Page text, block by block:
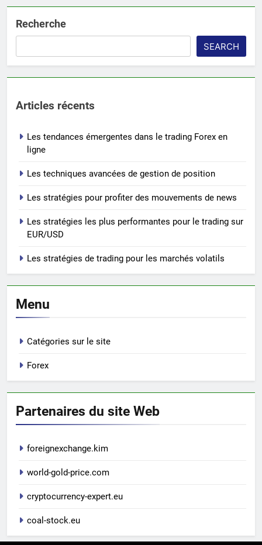
Recherche
SEARCH
Articles récents
Les tendances émergentes dans le trading Forex en
ligne
Les techniques avancées de gestion de position
Les stratégies pour profiter des mouvements de news
Les stratégies les plus performantes pour le trading sur
EUR/USD
Les stratégies de trading pour les marchés volatils
Menu
Catégories sur le site
Forex
Partenaires du site Web
foreignexchange.kim
world-gold-price.com
cryptocurrency-expert.eu
coal-stock.eu